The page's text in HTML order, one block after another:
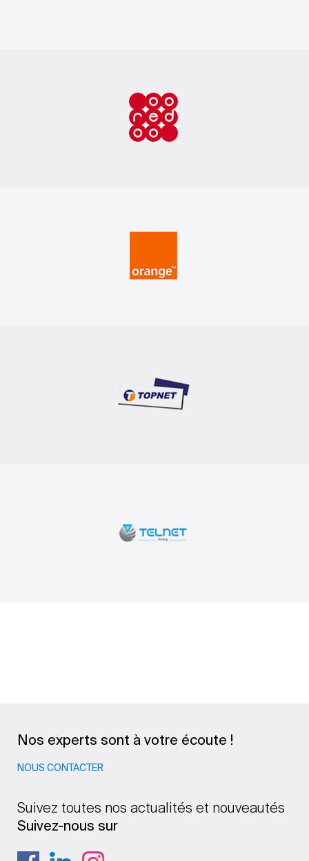
Nos experts sont à votre écoute !
NOUS CONTACTER
Suivez toutes nos actualités et nouveautés
Suivez-nous sur